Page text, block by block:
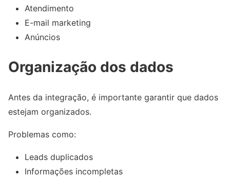
Atendimento
E-mail marketing
Anúncios
Organização dos dados
Antes da integração, é importante garantir que dados
estejam organizados.
Problemas como:
Leads duplicados
Informações incompletas